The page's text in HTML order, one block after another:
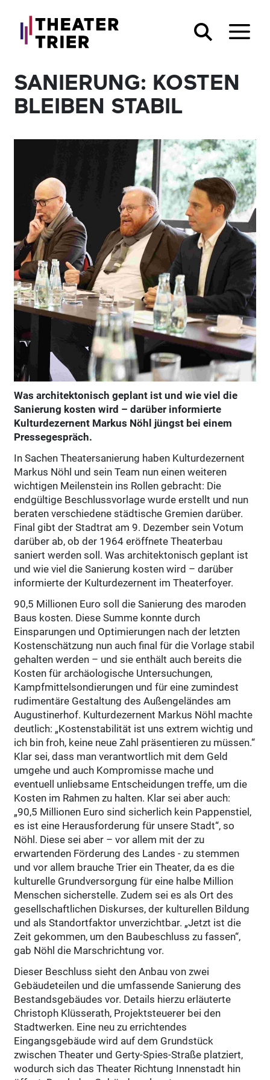
SANIERUNG: KOSTEN
BLEIBEN STABIL
Was architektonisch geplant ist und wie viel die
Sanierung kosten wird – darüber informierte
Kulturdezernent Markus Nöhl jüngst bei einem
Pressegespräch.
In Sachen Theatersanierung haben Kulturdezernent
Markus Nöhl und sein Team nun einen weiteren
wichtigen Meilenstein ins Rollen gebracht: Die
endgültige Beschlussvorlage wurde erstellt und nun
beraten verschiedene städtische Gremien darüber.
Final gibt der Stadtrat am 9. Dezember sein Votum
darüber ab, ob der 1964 eröffnete Theaterbau
saniert werden soll. Was architektonisch geplant ist
und wie viel die Sanierung kosten wird – darüber
informierte der Kulturdezernent im Theaterfoyer.
90,5 Millionen Euro soll die Sanierung des maroden
Baus kosten. Diese Summe konnte durch
Einsparungen und Optimierungen nach der letzten
Kostenschätzung nun auch final für die Vorlage stabil
gehalten werden – und sie enthält auch bereits die
Kosten für archäologische Untersuchungen,
Kampfmittelsondierungen und für eine zumindest
rudimentäre Gestaltung des Außengeländes am
Augustinerhof. Kulturdezernent Markus Nöhl machte
deutlich: „Kostenstabilität ist uns extrem wichtig und
ich bin froh, keine neue Zahl präsentieren zu müssen.“
Klar sei, dass man verantwortlich mit dem Geld
umgehe und auch Kompromisse mache und
eventuell unliebsame Entscheidungen treffe, um die
Kosten im Rahmen zu halten. Klar sei aber auch:
„90,5 Millionen Euro sind sicherlich kein Pappenstiel,
es ist eine Herausforderung für unsere Stadt“, so
Nöhl. Diese sei aber – vor allem mit der zu
erwartenden Förderung des Landes - zu stemmen
und vor allem brauche Trier ein Theater, da es die
kulturelle Grundversorgung für eine halbe Million
Menschen sicherstelle. Zudem sei es als Ort des
gesellschaftlichen Diskurses, der kulturellen Bildung
und als Standortfaktor unverzichtbar. „Jetzt ist die
Zeit gekommen, um den Baubeschluss zu fassen“,
gab Nöhl die Marschrichtung vor.
Dieser Beschluss sieht den Anbau von zwei
Gebäudeteilen und die umfassende Sanierung des
Bestandsgebäudes vor. Details hierzu erläuterte
Christoph Klüsserath, Projektsteuerer bei den
Stadtwerken. Eine neu zu errichtendes
Eingangsgebäude wird auf dem Grundstück
zwischen Theater und Gerty-Spies-Straße platziert,
wodurch sich das Theater Richtung Innenstadt hin